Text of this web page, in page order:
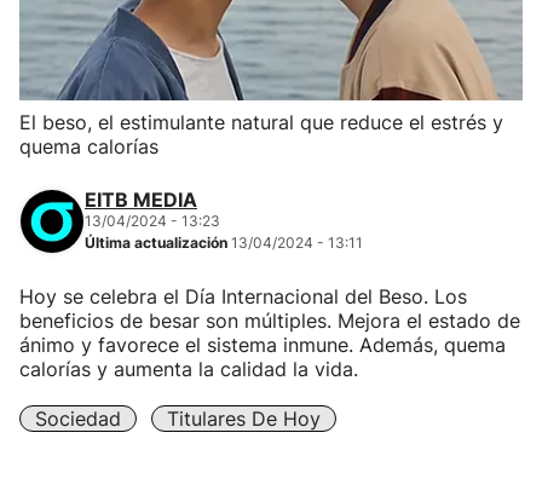
El beso, el estimulante natural que reduce el estrés y
quema calorías
EITB MEDIA
13/04/2024 - 13:23
Última actualización 13/04/2024 - 13:11
Hoy se celebra el Día Internacional del Beso. Los
beneficios de besar son múltiples. Mejora el estado de
ánimo y favorece el sistema inmune. Además, quema
calorías y aumenta la calidad la vida.
Sociedad Titulares De Hoy